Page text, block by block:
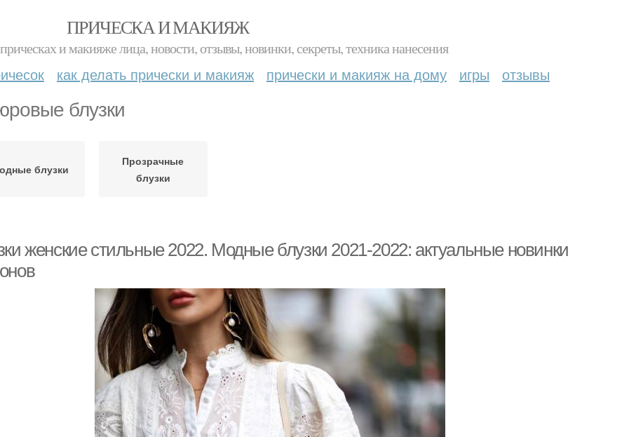
ПРИЧЕСКА И МАКИЯЖ
и макияже лица, новости, отзывы, новинки, секреты, техника нанесения
как делать прически и макияж прически и макияж на дому игры отзывы
блузки
блузки
Прозрачные
блузки
женские стильные 2022. Модные блузки 2021-2022: актуальные новинки